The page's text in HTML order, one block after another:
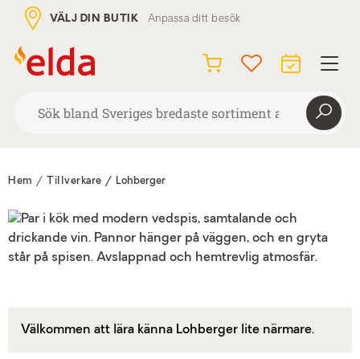
VÄLJ DIN BUTIK Anpassa ditt besök
Hem Tillverkare / Lohberger
Välkommen att lära känna Lohberger lite närmare.